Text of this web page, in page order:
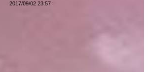
2017/09/02 23:57